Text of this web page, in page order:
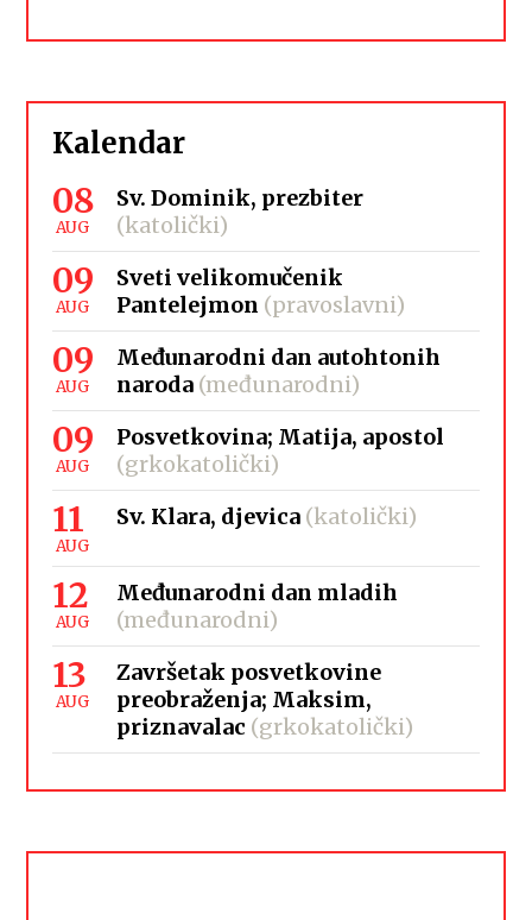
Kalendar
08
AUG
Sv. Dominik, prezbiter
(katolički)
09
AUG
Sveti velikomučenik
Pantelejmon (pravoslavni)
09
AUG
Međunarodni dan autohtonih
naroda (međunarodni)
09
AUG
Posvetkovina; Matija, apostol
(grkokatolički)
11
AUG
Sv. Klara, djevica (katolički)
12
AUG
Međunarodni dan mladih
(međunarodni)
13
AUG
Završetak posvetkovine
preobraženja; Maksim,
priznavalac (grkokatolički)